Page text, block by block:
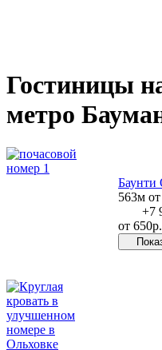
Гостиницы
метро
Баунти
563м от
+7
от 650р.